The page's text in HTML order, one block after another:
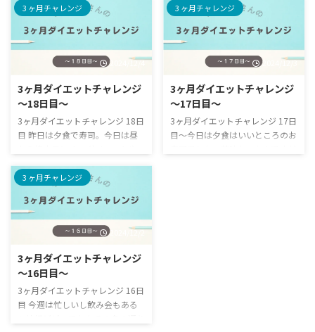
どれくらい変わるのかの記録で
ご覧ください https://metabo-
reboot.com/3m000/ 40代の3ヶ
月ダイエットチャレンジ 20日
チャレンジルールはこちら 3ヶ月
ダイエットチャレンジのルール
16時間断食ダイエット(夜抜くタ
イプ、16時から翌8時までの断食
事まで気にしてられません！！ 3
名の通り3ヶ月でどれくらい変わ
るのかの記録です。 始めた経緯
などはこちらをご覧ください
reboot.com/3m000/ 40代の3ヶ
月ダイエットチャレンジ 17日
目の記録 40代の3ヶ月ダイエット
チャレンジルールはこちら 3ヶ月
3 ヶ月チャレンジ
2024/12/4
3ヶ月ダイエットチャレンジ
〜18日目〜
3ヶ月ダイエットチャレンジ 18日
目 昨日は夕食で寿司。今日は昼
る気あんのかと思われそうですが
自分の意志で焼肉にしたわけでは
ないのでご勘弁を。 3ヶ月ダイエ
ットチャレンジ その名の通り3ヶ
月でどれくらい変わるのかの記録
です。 始めた経緯などはこちら
reboot.com/3m000/ 40代の3ヶ
月ダイエットチャレンジ 18日
目の記録 40代の3ヶ月ダイエット
チャレンジルールはこちら 3ヶ月
3 ヶ月チャレンジ
2024/12/3
3ヶ月ダイエットチャレンジ
〜17日目〜
3ヶ月ダイエットチャレンジ 17日
目〜今日は夕食はいいところのお
3 ヶ月チャレンジ
2024/12/2
3ヶ月ダイエットチャレンジ
〜16日目〜
3ヶ月ダイエットチャレンジ 16日
目 今週は忙しいし飲み会もある